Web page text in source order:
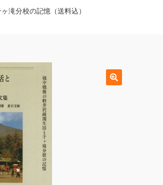
滝分校の記憶（送料込）